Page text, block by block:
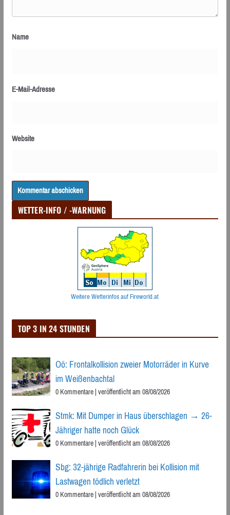
Name
E-Mail-Adresse
Website
WETTER-INFO / -WARNUNG
Weitere Wetterinfos auf Fireworld.at
TOP 3 IN 24 STUNDEN
Oö: Frontalkollision zweier Motorräder in Kurve
im Weißenbachtal
0 Kommentare|veröffentlicht am 08/08/2026
Stmk: Mit Dumper in Haus überschlagen → 26-
Jähriger hatte noch Glück
0 Kommentare|veröffentlicht am 08/08/2026
Sbg: 32-jährige Radfahrerin bei Kollision mit
Lastwagen tödlich verletzt
0 Kommentare|veröffentlicht am 08/08/2026